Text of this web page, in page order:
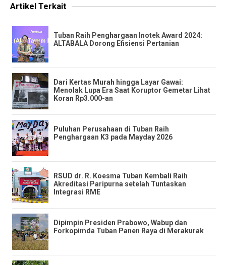
Artikel Terkait
Tuban Raih Penghargaan Inotek Award 2024:
ALTABALA Dorong Efisiensi Pertanian
​Dari Kertas Murah hingga Layar Gawai:
Menolak Lupa Era Saat Koruptor Gemetar Lihat
Koran Rp3.000-an
Puluhan Perusahaan di Tuban Raih
Penghargaan K3 pada Mayday 2026
RSUD dr. R. Koesma Tuban Kembali Raih
Akreditasi Paripurna setelah Tuntaskan
Integrasi RME
Dipimpin Presiden Prabowo, Wabup dan
Forkopimda Tuban Panen Raya di Merakurak